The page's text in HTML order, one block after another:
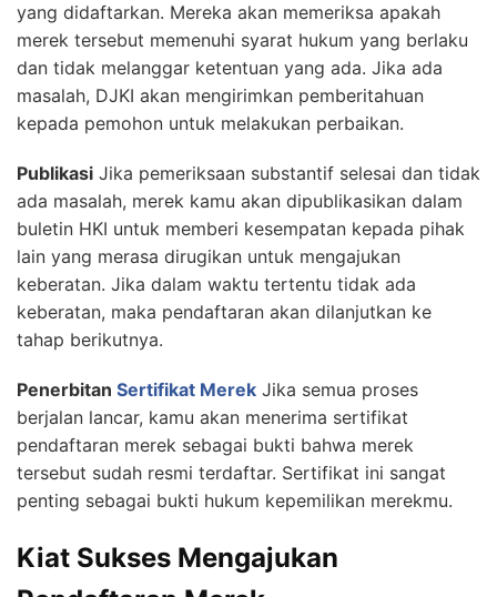
yang didaftarkan. Mereka akan memeriksa apakah
merek tersebut memenuhi syarat hukum yang berlaku
dan tidak melanggar ketentuan yang ada. Jika ada
masalah, DJKI akan mengirimkan pemberitahuan
kepada pemohon untuk melakukan perbaikan.
Publikasi Jika pemeriksaan substantif selesai dan tidak
ada masalah, merek kamu akan dipublikasikan dalam
buletin HKI untuk memberi kesempatan kepada pihak
lain yang merasa dirugikan untuk mengajukan
keberatan. Jika dalam waktu tertentu tidak ada
keberatan, maka pendaftaran akan dilanjutkan ke
tahap berikutnya.
Penerbitan Sertifikat Merek Jika semua proses
berjalan lancar, kamu akan menerima sertifikat
pendaftaran merek sebagai bukti bahwa merek
tersebut sudah resmi terdaftar. Sertifikat ini sangat
penting sebagai bukti hukum kepemilikan merekmu.
Kiat Sukses Mengajukan